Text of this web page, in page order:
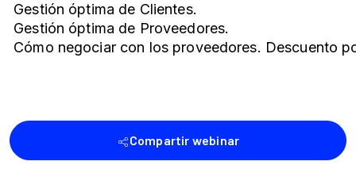
Gestión óptima de Clientes.
Gestión óptima de Proveedores.
Cómo negociar con los proveedores. Descuento